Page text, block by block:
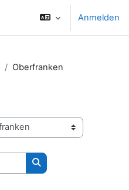
Anmelden
Oberfranken
Kurse suchen